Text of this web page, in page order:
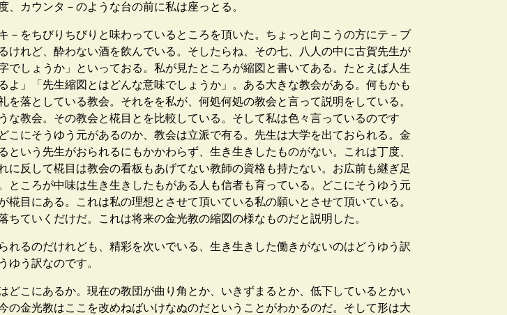
カウンタ－のような台の前に私は座っとる。
をちびりちびりと味わっているところを頂いた。ちょっと向こうの方にテ－ブ
れど、酔わない酒を飲んでいる。そしたらね、その七、八人の中に古賀先生が
しょうか」といっておる。私が見たところが縮図と書いてある。たとえば人生
」「先生縮図とはどんな意味でしょうか」。ある大きな教会がある。何もかも
落としている教会。それをを私が、何処何処の教会と言って説明をしている。
教会。その教会と椛目とを比較している。そして私は色々言っているのです
にそうゆう元があるのか、教会は立派で有る。先生は大学を出ておられる。金
いう先生がおられるにもかかわらず、生き生きしたものがない。これは丁度、
反して椛目は教会の看板もあげてない教師の資格も持たない。お広前も継ぎ足
ころが中味は生き生きしたもがある人も信者も育っている。どこにそうゆう元
目にある。これは私の理想とさせて頂いている私の願いとさせて頂いている。
ていくだけだ。これは将来の金光教の縮図の様なものだと説明した。
るのだけれども、精彩を次いでいる、生き生きした働きがないのはどうゆう訳
ゆう訳なのです。
こにあるか。現在の教団が曲り角とか、いきずまるとか、低下しているとかい
金光教はここを改めねばいけなぬのだということがわかるのだ。そして形は大